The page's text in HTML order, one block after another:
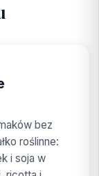
bez
roślinne:
i soja w